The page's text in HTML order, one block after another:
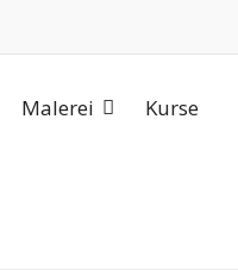
Malerei Kurse